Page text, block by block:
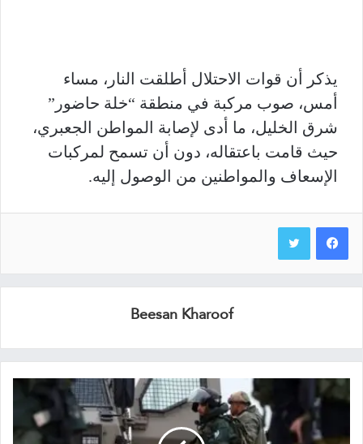
يذكر أن قوات الاحتلال أطلقت النار، مساء
أمس، صوب مركبة في منطقة “خلة حاضور”
شرق الخليل، ما أدى لإصابة المواطن الجعبري،
حيث قامت باعتقاله، دون أن تسمح لمركبات
الإسعاف والمواطنين من الوصول إليه.
Beesan Kharoof